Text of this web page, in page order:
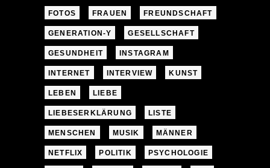
FOTOS FRAUEN FREUNDSCHAFT
GENERATION-Y GESELLSCHAFT
GESUNDHEIT INSTAGRAM
INTERNET INTERVIEW KUNST
LEBEN LIEBE
LIEBESERKLÄRUNG LISTE
MENSCHEN MUSIK MÄNNER
NETFLIX POLITIK PSYCHOLOGIE